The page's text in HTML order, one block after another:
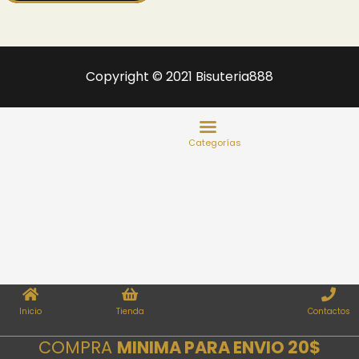
Copyright © 2021 Bisuteria888
Inicio Tienda Contactos
COMPRA MINIMA PARA ENVIO 20$